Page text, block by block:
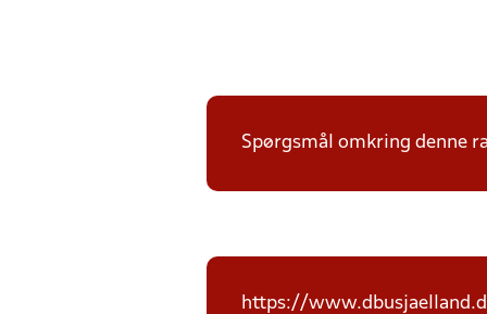
Spørgsmål omkring denne
https://